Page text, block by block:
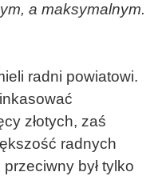
a maksymalnym.
radni powiatowi.
złotych, zaś
radnych
był tylko